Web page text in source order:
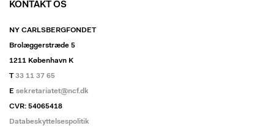
KONTAKT OS
NY CARLSBERGFONDET
Brolæggerstræde 5
1211 København K
T33 11 37 65
E sekretariatet@ncf.dk
CVR: 54065418
Databeskyttelsespolitik